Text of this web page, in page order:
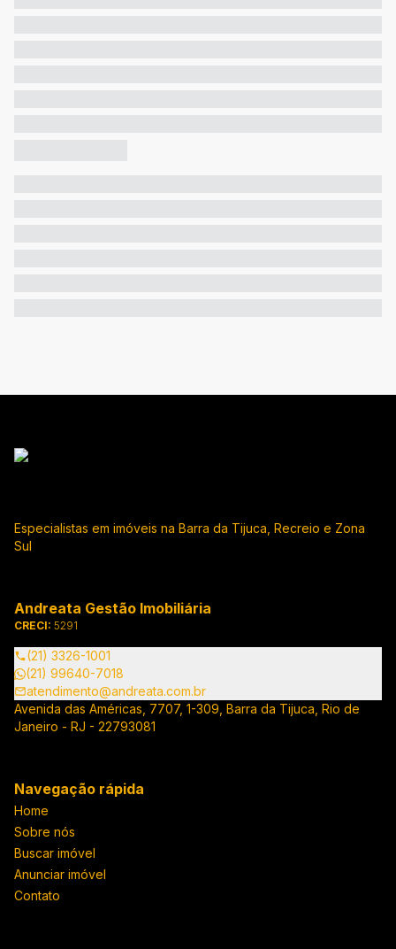
Especialistas em imóveis na Barra da Tijuca, Recreio e Zona
Sul
Andreata Gestão Imobiliária
CRECI: 5291
(21) 3326-1001
(21) 99640-7018
atendimento@andreata.com.br
Avenida das Américas, 7707, 1-309, Barra da Tijuca, Rio de
Janeiro - RJ - 22793081
Navegação rápida
Home
Sobre nós
Buscar imóvel
Anunciar imóvel
Contato